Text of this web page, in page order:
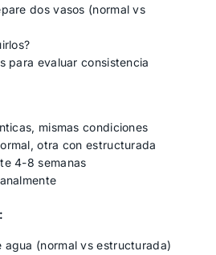
dos vasos (normal vs
para evaluar consistencia
mismas condiciones
otra con estructurada
4-8 semanas
agua (normal vs estructurada)